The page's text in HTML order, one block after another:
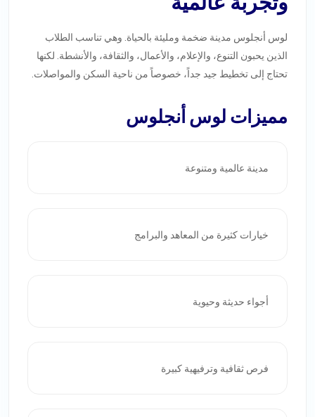
لوس أنجلوس مدينة ضخمة ومليئة بالحياة. وهي تناسب الطلاب
الذين يحبون التنوع، والإعلام، والأعمال، والثقافة، والأنشطة. لكنها
تحتاج إلى تخطيط جيد جداً، خصوصاً من ناحية السكن والمواصلات.
مميزات لوس أنجلوس
مدينة عالمية ومتنوعة
خيارات كثيرة من المعاهد والبرامج
أجواء حديثة وحيوية
فرص ثقافية وترفيهية كبيرة